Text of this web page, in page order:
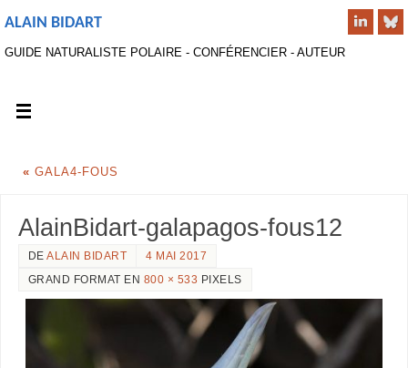
ALAIN BIDART
GUIDE NATURALISTE POLAIRE - CONFÉRENCIER - AUTEUR
« GALA4-FOUS
AlainBidart-galapagos-fous12
DEALAIN BIDART
4 MAI 2017
GRAND FORMAT EN 800 × 533 PIXELS